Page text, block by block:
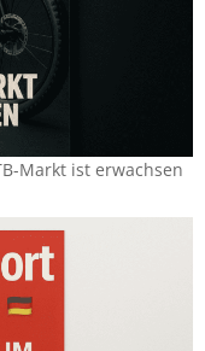
Markt ist erwachsen